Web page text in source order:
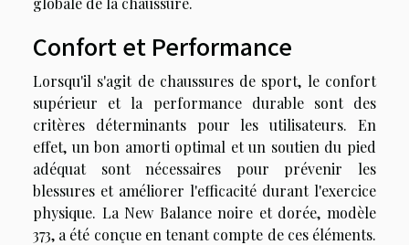
Confort et Performance
Lorsqu'il s'agit de chaussures de sport, le confort
supérieur et la performance durable sont des
critères déterminants pour les utilisateurs. En
effet, un bon amorti optimal et un soutien du pied
adéquat sont nécessaires pour prévenir les
blessures et améliorer l'efficacité durant l'exercice
physique. La New Balance noire et dorée, modèle
373, a été conçue en tenant compte de ces éléments.